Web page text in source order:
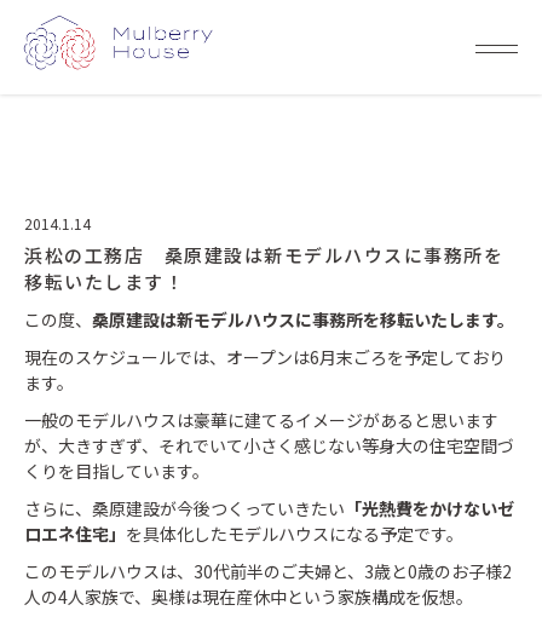
2014.1.14
浜松の工務店 桑原建設は新モデルハウスに事務所を
移転いたします！
この度、 桑原建設は新モデルハウスに事務所を移転いたします。
現在のスケジュールでは、オープンは6月末ごろを予定しており
ます。
一般のモデルハウスは豪華に建てるイメージがあると思います
が、大きすぎず、それでいて小さく感じない等身大の住宅空間づ
くりを目指しています。
さらに、桑原建設が今後つくっていきたい 「光熱費をかけないゼ
ロエネ住宅」 を具体化したモデルハウスになる予定です。
このモデルハウスは、30代前半のご夫婦と、3歳と0歳のお子様2
人の4人家族で、奥様は現在産休中という家族構成を仮想。